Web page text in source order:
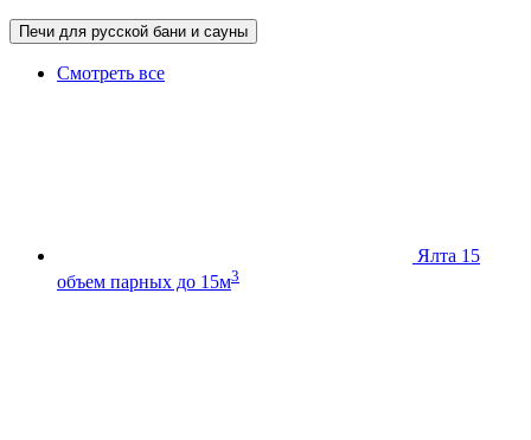
Печи для русской бани и сауны
Смотреть все
Ялта 15
объем парных до 15м3